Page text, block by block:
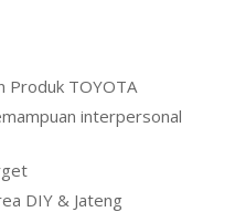
Produk TOYOTA
interpersonal
DIY & Jateng